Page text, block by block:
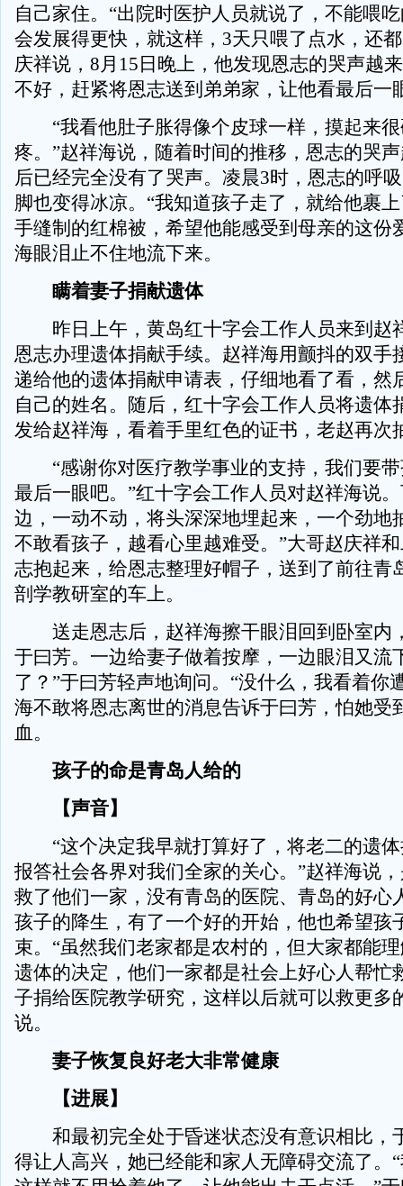
自己家住。“出院时医护人员就说了，不能喂
会发展得更快，就这样，3天只喂了点水，还
庆祥说，8月15日晚上，他发现恩志的哭声越
不好，赶紧将恩志送到弟弟家，让他看最后一
“我看他肚子胀得像个皮球一样，摸起来很
疼。”赵祥海说，随着时间的推移，恩志的哭
后已经完全没有了哭声。凌晨3时，恩志的呼
脚也变得冰凉。“我知道孩子走了，就给他裹
手缝制的红棉被，希望他能感受到母亲的这份
海眼泪止不住地流下来。
瞒着妻子捐献遗体
昨日上午，黄岛红十字会工作人员来到赵
恩志办理遗体捐献手续。赵祥海用颤抖的双手
递给他的遗体捐献申请表，仔细地看了看，然
自己的姓名。随后，红十字会工作人员将遗体
发给赵祥海，看着手里红色的证书，老赵再次
“感谢你对医疗教学事业的支持，我们要带
最后一眼吧。”红十字会工作人员对赵祥海说
边，一动不动，将头深深地埋起来，一个劲地
不敢看孩子，越看心里越难受。”大哥赵庆祥
志抱起来，给恩志整理好帽子，送到了前往青
剖学教研室的车上。
送走恩志后，赵祥海擦干眼泪回到卧室内
于曰芳。一边给妻子做着按摩，一边眼泪又流
了？”于曰芳轻声地询问。“没什么，我看着你
海不敢将恩志离世的消息告诉于曰芳，怕她受
血。
孩子的命是青岛人给的
【声音】
“这个决定我早就打算好了，将老二的遗体
报答社会各界对我们全家的关心。”赵祥海说
救了他们一家，没有青岛的医院、青岛的好心
孩子的降生，有了一个好的开始，他也希望孩
束。“虽然我们老家都是农村的，但大家都能
遗体的决定，他们一家都是社会上好心人帮忙
子捐给医院教学研究，这样以后就可以救更多
说。
妻子恢复良好老大非常健康
【进展】
和最初完全处于昏迷状态没有意识相比，
得让人高兴，她已经能和家人无障碍交流了。